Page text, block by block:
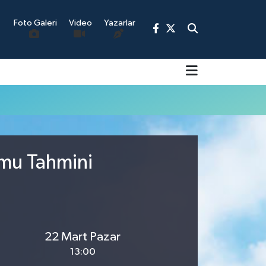
Foto Galeri Video Yazarlar
Tahmini
22 Mart Pazar
13:00